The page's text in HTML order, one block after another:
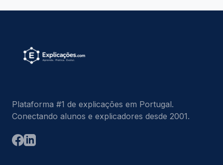
Plataforma #1 de explicações em Portugal.
Conectando alunos e explicadores desde 2001.